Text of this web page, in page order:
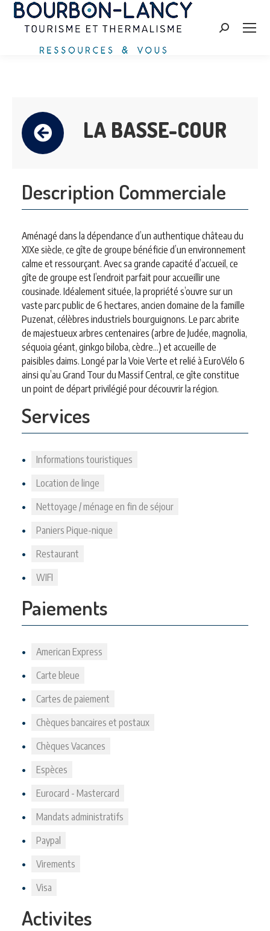
Search:
LA BASSE-COUR
Description Commerciale
Aménagé dans la dépendance d’un authentique château du
XIXe siècle, ce gîte de groupe bénéficie d’un environnement
calme et ressourçant. Avec sa grande capacité d’accueil, ce
gîte de groupe est l’endroit parfait pour accueillir une
cousinade. Idéalement située, la propriété s’ouvre sur un
vaste parc public de 6 hectares, ancien domaine de la famille
Puzenat, célèbres industriels bourguignons. Le parc abrite
de majestueux arbres centenaires (arbre de Judée, magnolia,
séquoia géant, ginkgo biloba, cèdre…) et accueille de
paisibles daims. Longé par la Voie Verte et relié à EuroVélo 6
ainsi qu’au Grand Tour du Massif Central, ce gîte constitue
un point de départ privilégié pour découvrir la région.
Services
Informations touristiques
Location de linge
Nettoyage / ménage en fin de séjour
Paniers Pique-nique
Restaurant
WIFI
Paiements
American Express
Carte bleue
Cartes de paiement
Chèques bancaires et postaux
Chèques Vacances
Espèces
Eurocard - Mastercard
Mandats administratifs
Paypal
Virements
Visa
Activites